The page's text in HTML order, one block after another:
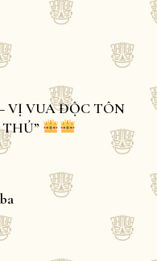
VỊ VUA ĐỘC TÔN